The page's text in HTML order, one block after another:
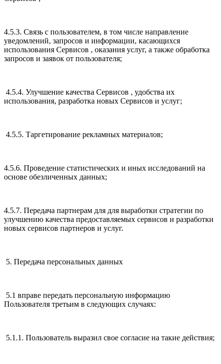
4.5.3. Связь с пользователем, в том числе направление
уведомлений, запросов и информации, касающихся
использования Сервисов , оказания услуг, а также обработка
запросов и заявок от пользователя;
4.5.4. Улучшение качества Сервисов , удобства их
использования, разработка новых Сервисов и услуг;
4.5.5. Таргетирование рекламных материалов;
4.5.6. Проведение статистических и иных исследований на
основе обезличенных данных;
4.5.7. Передача партнерам для для выработки стратегии по
улучшению качества предоставляемых сервисов и разработки
новых сервисов партнеров и услуг.
5. Передача персональных данных
5.1 вправе передать персональную информацию
Пользователя третьим в следующих случаях:
5.1.1. Пользователь выразил свое согласие на такие действия;